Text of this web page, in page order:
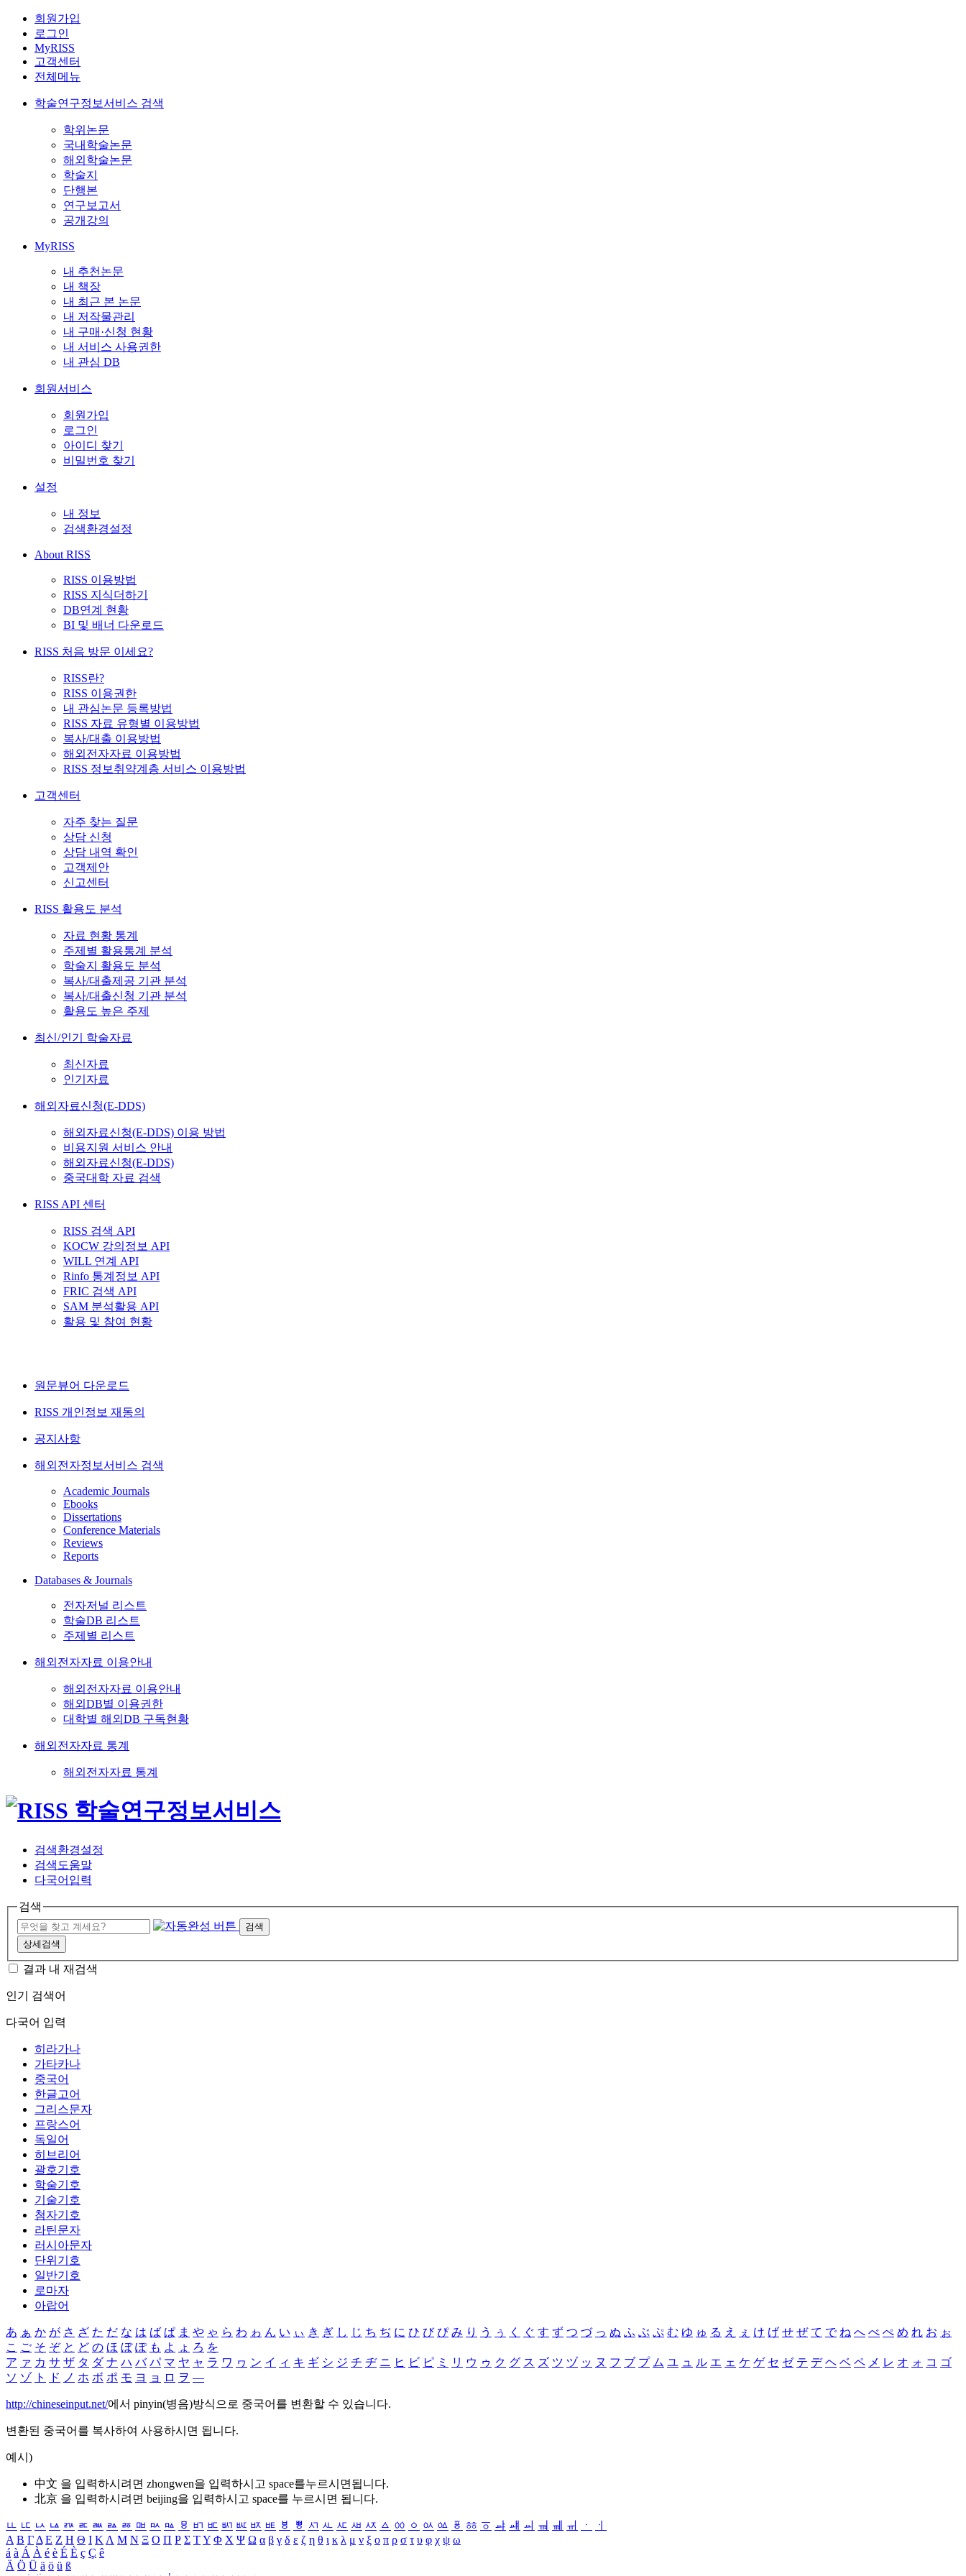
회원가입
로그인
MyRISS
고객센터
전체메뉴
학술연구정보서비스 검색
학위논문
국내학술논문
해외학술논문
학술지
단행본
연구보고서
공개강의
MyRISS
내 추천논문
내 책장
내 최근 본 논문
내 저작물관리
내 구매·신청 현황
내 서비스 사용권한
내 관심 DB
회원서비스
회원가입
로그인
아이디 찾기
비밀번호 찾기
설정
내 정보
검색환경설정
About RISS
RISS 이용방법
RISS 지식더하기
DB연계 현황
BI 및 배너 다운로드
RISS 처음 방문 이세요?
RISS란?
RISS 이용권한
내 관심논문 등록방법
RISS 자료 유형별 이용방법
복사/대출 이용방법
해외전자자료 이용방법
RISS 정보취약계층 서비스 이용방법
고객센터
자주 찾는 질문
상담 신청
상담 내역 확인
고객제안
신고센터
RISS 활용도 분석
자료 현황 통계
주제별 활용통계 분석
학술지 활용도 분석
복사/대출제공 기관 분석
복사/대출신청 기관 분석
활용도 높은 주제
최신/인기 학술자료
최신자료
인기자료
해외자료신청(E-DDS)
해외자료신청(E-DDS) 이용 방법
비용지원 서비스 안내
해외자료신청(E-DDS)
중국대학 자료 검색
RISS API 센터
RISS 검색 API
KOCW 강의정보 API
WILL 연계 API
Rinfo 통계정보 API
FRIC 검색 API
SAM 분석활용 API
활용 및 참여 현황
원문뷰어 다운로드
RISS 개인정보 재동의
공지사항
해외전자정보서비스 검색
Academic Journals
Ebooks
Dissertations
Conference Materials
Reviews
Reports
Databases & Journals
전자저널 리스트
학술DB 리스트
주제별 리스트
해외전자자료 이용안내
해외전자자료 이용안내
해외DB별 이용권한
대학별 해외DB 구독현황
해외전자자료 통계
해외전자자료 통계
검색환경설정
검색도움말
다국어입력
검색
검색
상세검색
결과 내 재검색
인기 검색어
다국어 입력
히라가나
가타카나
중국어
한글고어
그리스문자
프랑스어
독일어
히브리어
괄호기호
학술기호
기술기호
첨자기호
라틴문자
러시아문자
단위기호
일반기호
로마자
아랍어
あ ぁ か が さ ざ た だ な は ば ぱ ま や ゃ ら わ ゎ ん い ぃ き ぎ し じ ち ぢ に ひ び ぴ み り う ぅ く ぐ す ず つ づ っ ぬ ふ ぶ ぷ む ゆ ゅ る え ぇ け げ せ ぜ て で ね へ べ ぺ め れ お ぉ
こ ご そ ぞ と ど の ほ ぼ ぽ も よ ょ ろ を
ア ァ カ サ ザ タ ダ ナ ハ バ パ マ ヤ ャ ラ ワ ヮ ン イ ィ キ ギ シ ジ チ ヂ ニ ヒ ビ ピ ミ リ ウ ゥ ク グ ス ズ ツ ヅ ッ ヌ フ ブ プ ム ユ ュ ル エ ェ ケ ゲ セ ゼ テ デ ヘ ベ ペ メ レ オ ォ コ ゴ
ソ ゾ ト ド ノ ホ ボ ポ モ ヨ ョ ロ ヲ ―
http://chineseinput.net/에서 pinyin(병음)방식으로 중국어를 변환할 수 있습니다.
변환된 중국어를 복사하여 사용하시면 됩니다.
예시)
中文 을 입력하시려면 zhongwen을 입력하시고 space를누르시면됩니다.
北京 을 입력하시려면 beijing을 입력하시고 space를 누르시면 됩니다.
ㅥ ㅦ ㅧ ㅨ ㅩ ㅪ ㅫ ㅬ ㅭ ㅮ ㅯ ㅰ ㅱ ㅲ ㅳ ㅴ ㅵ ㅶ ㅷ ㅸ ㅹ ㅺ ㅻ ㅼ ㅽ ㅾ ㅿ ㆀ ㆁ ㆂ ㆃ ㆄ ㆅ ㆆ ㆇ ㆈ ㆉ ㆊ ㆋ ㆌ ㆍ
ㆎ
Α Β ΓΔ Ε Ζ Η Θ Ι ΚΛ Μ Ν Ξ Ο Π Ρ Σ ΤΥ Φ Χ Ψ Ω α β γ δ ε ζ η θ ι κ λ μ ν ξ ο π ρ σ τ υ φ χ ψ ω
á à Á À é è É È ç Ç ê
Ä Ö Ü ä ö ü ß